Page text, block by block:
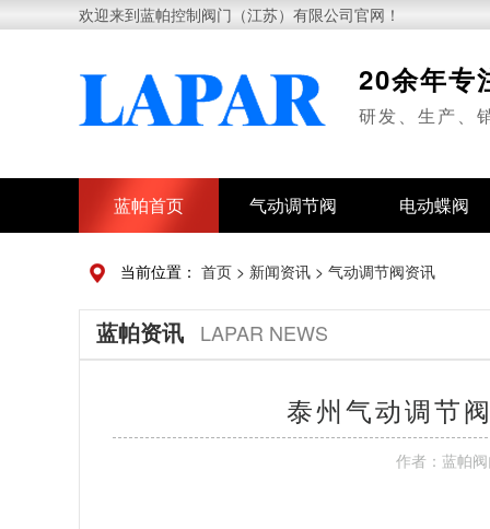
欢迎来到蓝帕控制阀门（江苏）有限公司官网！
20余年专
研发、生产、
蓝帕首页 气动调节阀 电动蝶阀
当前位置： 首页 > 新闻资讯 > 气动调节阀资讯
蓝帕资讯 LAPAR NEWS
泰州气动调节
作者： 蓝帕